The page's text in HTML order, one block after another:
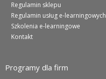
Regulamin sklepu
Regulamin usług e-learningowych
Szkolenia e-learningowe
Kontakt
Programy dla firm